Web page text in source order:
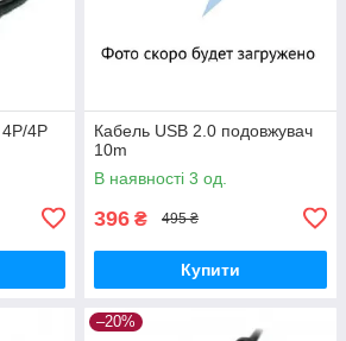
4P
Кабель USB 2.0 подовжувач
10m
В наявності 3 од.
396 ₴ 495 ₴
Купити
–20%